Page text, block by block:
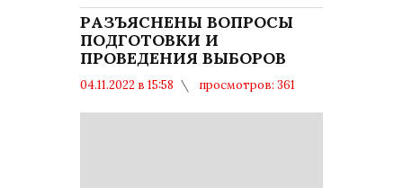
РАЗЪЯСНЕНЫ ВОПРОСЫ
ПОДГОТОВКИ И
ПРОВЕДЕНИЯ ВЫБОРОВ
04.11.2022 в 15:58
просмотров: 361